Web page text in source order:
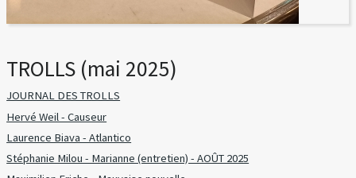
TROLLS (mai 2025)
JOURNAL DES TROLLS
Hervé Weil - Causeur
Laurence Biava - Atlantico
Stéphanie Milou - Marianne (entretien) - AOÛT 2025